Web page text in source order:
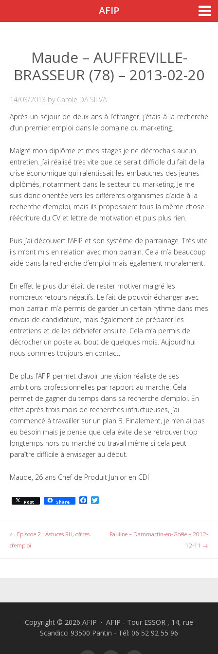
Accueil
Nos actions
Notre engagement
Nos colloques
Agenda
Guide de l’Afipien
Témoignages
Entreprises
Parrainage
Rencontre candidats
Formation / Conseil
ICF – International
Collaborative Foundation
Manifeste
Diversity Lab
Program
Femme & Pouvoir
Nous soutenir
Devenir bénévole
Taxe d’apprentissage
Faire un don
AFIP
Maude – AUFFREVILLE-
BRASSEUR (78) – 2013-02-20
14/03/2013 by Carole DA SILVA
Après un séjour de deux ans à l’étranger, j’étais à la recherche
d’un premier emploi dans le domaine du marketing.
Malgré mon diplôme et mes stages je ne décrochais aucun
entretien. J’ai réalisé très vite que ce serait difficile du fait de la
crise économique qui ralentissait les embauches des jeunes
diplômés, notamment dans le secteur du marketing. Je me
suis donc orientée vers les différents organismes d’aide à la
recherche d’emploi, mais ils proposaient tous la même chose :
réécriture du CV et lettre de motivation et puis plus rien.
Puis j’ai découvert l’AFIP et son système de parrainage. Très vite
ils m’ont mis en relation avec mon parrain. Cela m’a beaucoup
aidé dans la recherche d’emploi mais également moralement.
En effet le plus dur était de rester motiver malgré les
nombreux retours négatifs. Le fait de pouvoir échanger avec
mon parrain m’a permis de garder un certain rythme dans mes
envois de candidature, mais également de préparer les
entretiens et de les débriefer ensuite. Cela m’a permis de
décrocher un poste au bout de quelques mois. Aujourd’hui
nous sommes toujours en contact.
De plus l’AFIP permet d’avoir une vision réaliste de ses
ambitions professionnelles par rapport au marché. Cela
permet de gagner du temps dans sa recherche d’emploi. En
effet après trois mois de recherches infructueuses, j’ai
commencé à travailler sur un plan B. Finalement, je n’en ai pas
eu besoin mais je pense que cela évite de se retrouver trop
longtemps hors du marché du travail même si cela peut
paraître difficile à envisager au début.
Maude, 26 ans Chef de Produit Junior en CDI
Post Share F
b
o
Post navigation
← Episode 2 : Astuces RH, ofrres
d’emploi
Pauline – Dammartin-en-Goële – 2012-
12-11 →
Copyright © 2026 AFIP · AFIP - Tour ESSOR , 14, rue
Scandicci 93500 Pantin - Tél: 06 52 92 55 96